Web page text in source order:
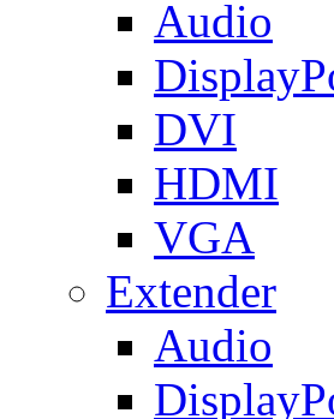
Audio
DVI
HDMI
VGA
Extender
Audio